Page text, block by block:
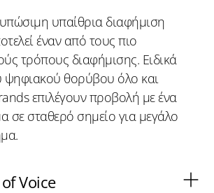
υπαίθρια διαφήμιση
έναν από τους πιο
τρόπους διαφήμισης. Ειδικά
ψηφιακού θορύβου όλο και
επιλέγουν προβολή με ένα
σε σταθερό σημείο για μεγάλο
Voice